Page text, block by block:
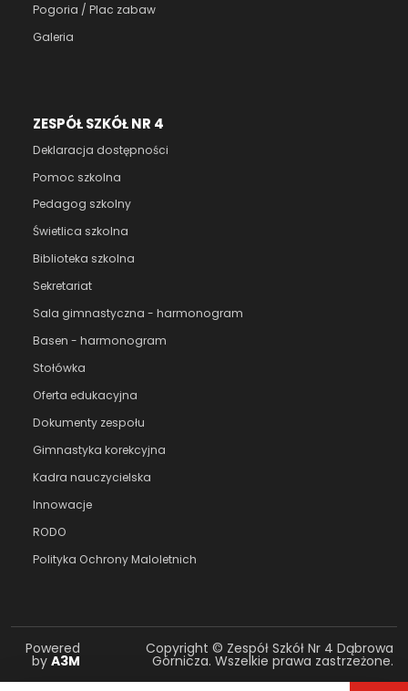
Pogoria / Plac zabaw
Galeria
ZESPÓŁ SZKÓŁ NR 4
Deklaracja dostępności
Pomoc szkolna
Pedagog szkolny
Świetlica szkolna
Biblioteka szkolna
Sekretariat
Sala gimnastyczna - harmonogram
Basen - harmonogram
Stołówka
Oferta edukacyjna
Dokumenty zespołu
Gimnastyka korekcyjna
Kadra nauczycielska
Innowacje
RODO
Polityka Ochrony Maloletnich
Powered
byA3M
Copyright © Zespół Szkół Nr 4 Dąbrowa
Górnicza. Wszelkie prawa zastrzeżone.